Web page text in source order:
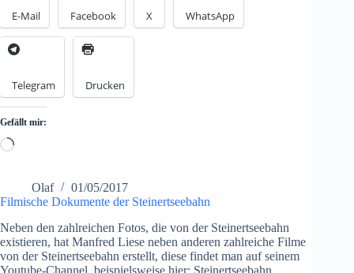
E-Mail Facebook X WhatsApp
Telegram Drucken
Gefällt mir:
Loading…
Olaf
01/05/2017
Filmische Dokumente der Steinertseebahn
Neben den zahlreichen Fotos, die von der Steinertseebahn
existieren, hat Manfred Liese neben anderen zahlreiche Filme
von der Steinertseebahn erstellt, diese findet man auf seinem
Youtube-Channel, beispielsweise hier: Steinertseebahn